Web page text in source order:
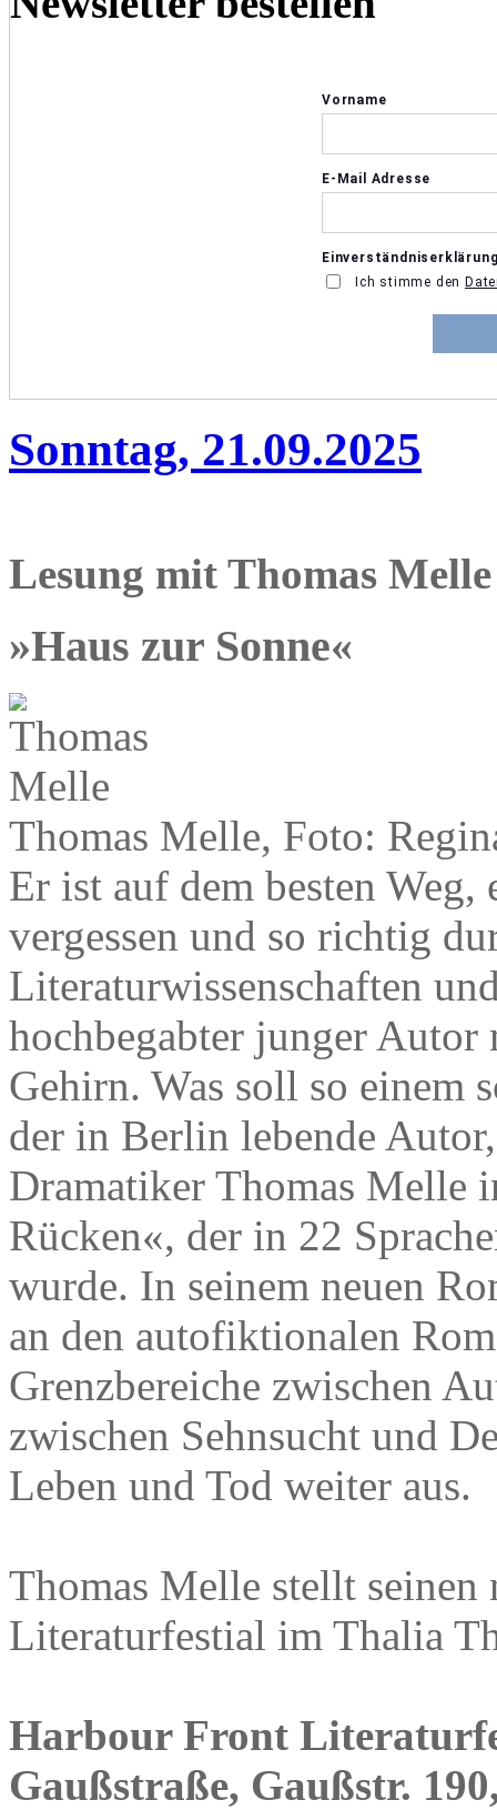
Sonntag, 21.09.2025
Lesung mit Thomas Melle
»Haus zur Sonne«
Thomas Melle, Foto:
Er ist auf dem besten
vergessen und so richtig
Literaturwissenschaften
hochbegabter junger Autor
Gehirn. Was soll so einem
der in Berlin lebende
Dramatiker Thomas Melle
Rücken«, der in 22
wurde. In seinem neuen
an den autofiktionalen
Grenzbereiche zwischen
zwischen Sehnsucht und
Leben und Tod weiter aus.
Thomas Melle stellt seinen
Literaturfestial im Thalia
Harbour Front
Gaußstraße, Gaußstr.